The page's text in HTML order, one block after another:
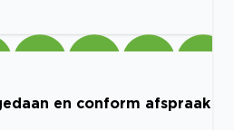
en conform afspraak